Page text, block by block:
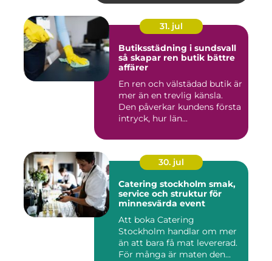
31. jul
Butiksstädning i sundsvall
så skapar ren butik bättre
affärer
En ren och välstädad butik är
mer än en trevlig känsla.
Den påverkar kundens första
intryck, hur län...
30. jul
Catering stockholm smak,
service och struktur för
minnesvärda event
Att boka Catering
Stockholm handlar om mer
än att bara få mat levererad.
För många är maten den